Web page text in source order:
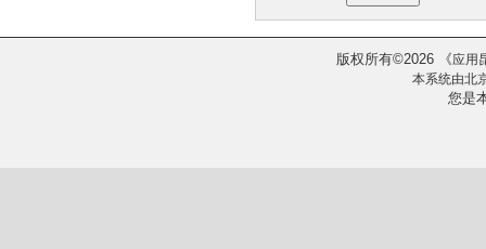
版权所有©2026 《应用
本系统由北
您是